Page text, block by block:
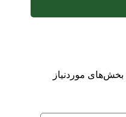
بخش‌های موردنیاز